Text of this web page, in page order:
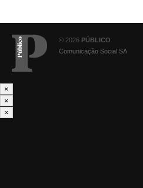
© 2026 PÚBLICO
Comunicação Social SA
×
×
×